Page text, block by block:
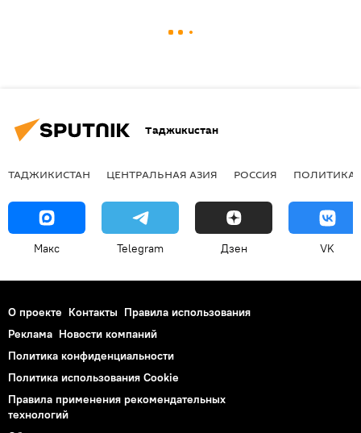
Таджикистан
ТАДЖИКИСТАН ЦЕНТРАЛЬНАЯ АЗИЯ РОССИЯ ПОЛИТИКА
Макс Telegram Дзен VK
О проекте Контакты Правила использования
Реклама Новости компаний
Политика конфиденциальности
Политика использования Cookie
Правила применения рекомендательных
технологий